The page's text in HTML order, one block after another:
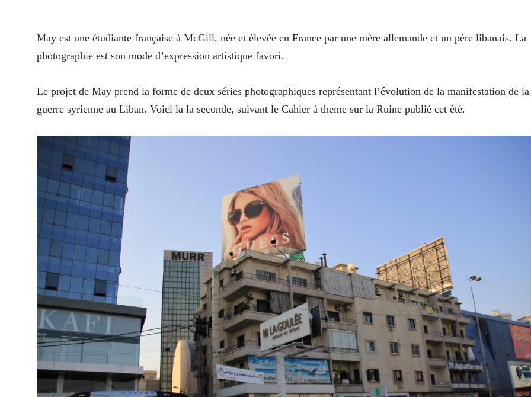
May est une étudiante française à McGill, née et élevée en France par une mère allemande et un père libanais. La
photographie est son mode d’expression artistique favori.
Le projet de May prend la forme de deux séries photographiques représentant l’évolution de la manifestation de la
guerre syrienne au Liban. Voici la la seconde, suivant le Cahier à theme sur la Ruine publié cet été.